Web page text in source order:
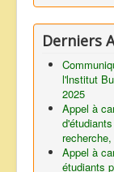
Derniers
l'lnstitut
2025
Appel à
Appel à
étudiants